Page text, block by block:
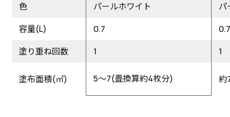
色
パールホワイト パ
容量(L)
0.7 0.7
塗り重ね回数
1 1
塗布面積(㎡) 5～7(畳換算約4枚分) 約